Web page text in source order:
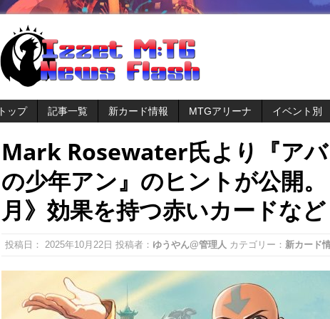
トップ 記事一覧 新カード情報 MTGアリーナ イベント別
Mark Rosewater氏より『ア
の少年アン』のヒントが公開
月》効果を持つ赤いカードなど
投稿日： 2025年10月22日 投稿者： ゆうやん@管理人 カテゴリー： 新カード